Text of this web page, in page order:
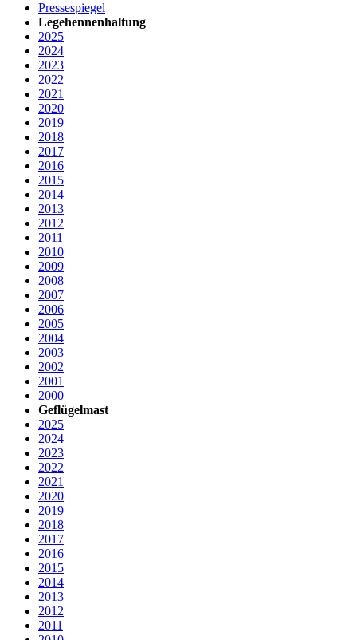
Pressespiegel
Legehennenhaltung
2025
2024
2023
2022
2021
2020
2019
2018
2017
2016
2015
2014
2013
2012
2011
2010
2009
2008
2007
2006
2005
2004
2003
2002
2001
2000
Geflügelmast
2025
2024
2023
2022
2021
2020
2019
2018
2017
2016
2015
2014
2013
2012
2011